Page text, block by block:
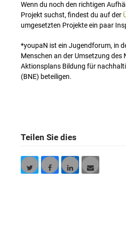
Wenn du noch den richtigen
Projekt suchst, findest du auf der
umgesetzten Projekte ein paar
*youpaN ist ein Jugendforum, in
Menschen an der Umsetzung des
Aktionsplans Bildung für
(BNE) beteiligen.
Teilen Sie dies